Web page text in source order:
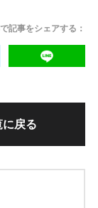
記事をシェアする：
に戻る